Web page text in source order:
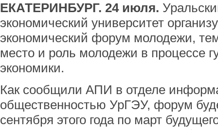
ЕКАТЕРИНБУРГ. 24 июля.
экономический университет
экономический форум молодежи,
место и роль молодежи в процессе
экономики.
Как сообщили АПИ в отделе
общественностью УрГЭУ, форум
сентября этого года по март